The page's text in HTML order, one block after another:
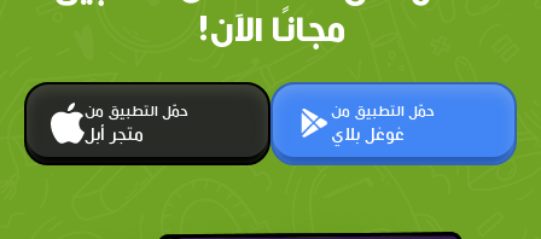
مجانًا الآن!
حمّل التطبيق من
متجر أبل
حمّل التطبيق من
غوغل بلاي